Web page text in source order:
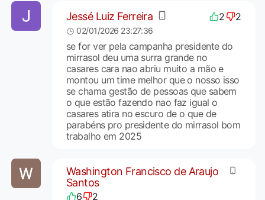
Jessé Luiz Ferreira 2 2
02/01/2026 23:27:36
se for ver pela campanha presidente do
mirrasol deu uma surra grande no
casares cara nao abriu muito a mão e
montou um time melhor que o nosso isso
se chama gestão de pessoas que sabem
o que estão fazendo nao faz igual o
casares atira no escuro de o que de
parabéns pro presidente do mirrasol bom
trabalho em 2025
Washington Francisco de Araujo
Santos
6 2